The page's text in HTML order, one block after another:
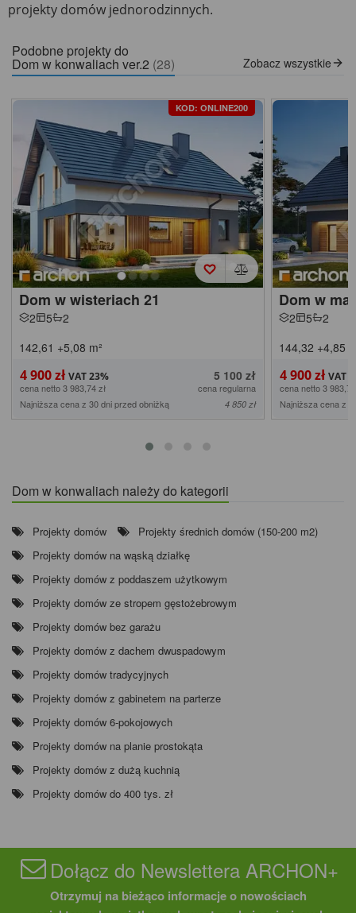
projekty domów jednorodzinnych.
Podobne projekty do
Dom w konwaliach ver.2 (28) Zobacz wszystkie
KOD: ONLINE200
Dom w wisteriach 21
2 5
2
142,61 +5,08 m²
4 900 zł 5 100 zł
cena netto 3 983,74 zł
cena regularna
Najniższa cena z 30 dni przed obniżką
4 850 zł
Dom w
2 5
2
144,32 +4,85
4 900 zł
cena netto 3
Najniższa cena z
Dom w konwaliach należy do kategorii
Projekty domów
Projekty średnich domów (150-200 m2)
Projekty domów na wąską działkę
Projekty domów z poddaszem użytkowym
Projekty domów ze stropem gęstożebrowym
Projekty domów bez garażu
Projekty domów z dachem dwuspadowym
Projekty domów tradycyjnych
Projekty domów z gabinetem na parterze
Projekty domów 6-pokojowych
Projekty domów na planie prostokąta
Projekty domów z dużą kuchnią
Projekty domów do 400 tys. zł
Dołącz do Newslettera ARCHON+
Otrzymuj na bieżąco informacje o nowościach